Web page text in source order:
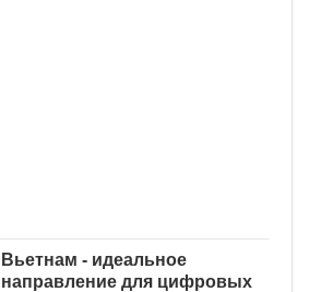
Вьетнам - идеальное
направление для цифровых